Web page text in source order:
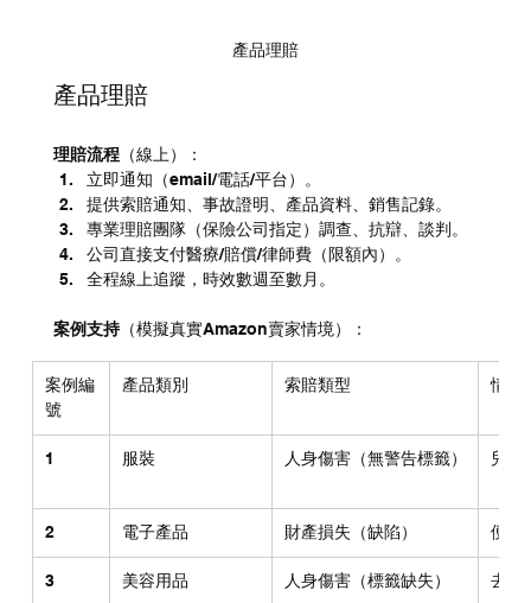
產品理賠
產品理賠
理賠流程（線上）：
立即通知（email/電話/平台）。
提供索賠通知、事故證明、產品資料、銷售記錄。
專業理賠團隊（保險公司指定）調查、抗辯、談判。
公司直接支付醫療/賠償/律師費（限額內）。
全程線上追蹤，時效數週至數月。
案例支持（模擬真實Amazon賣家情境）：
案例編
號
產品類別 索賠類型 情境
1 服裝 人身傷害（無警告標籤）
兒童
2 電子產品 財產損失（缺陷） 便攜
3 美容用品 人身傷害（標籤缺失）
去角